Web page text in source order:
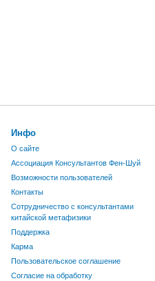
Инфо
О сайте
Ассоциация Консультантов Фен-Шуй
Возможности пользователей
Контакты
Сотрудничество с консультантами
китайской метафизики
Поддержка
Карма
Пользовательское соглашение
Согласие на обработку